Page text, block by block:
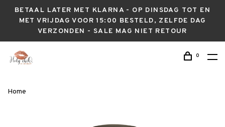
BETAAL LATER MET KLARNA - OP DINSDAG TOT EN
MET VRIJDAG VOOR 15:00 BESTELD, ZELFDE DAG
VERZONDEN - SALE MAG NIET RETOUR
0
Home